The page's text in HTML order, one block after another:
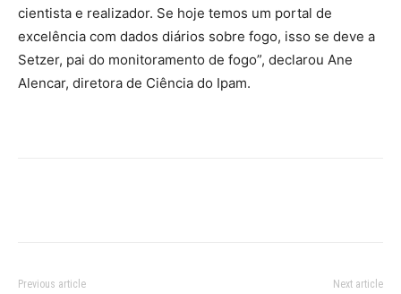
cientista e realizador. Se hoje temos um portal de
excelência com dados diários sobre fogo, isso se deve a
Setzer, pai do monitoramento de fogo”, declarou Ane
Alencar, diretora de Ciência do Ipam.
Previous article Next article